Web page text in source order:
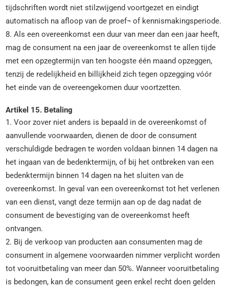
tijdschriften wordt niet stilzwijgend voortgezet en eindigt
automatisch na afloop van de proef¬ of kennismakingsperiode.
8. Als een overeenkomst een duur van meer dan een jaar heeft,
mag de consument na een jaar de overeenkomst te allen tijde
met een opzegtermijn van ten hoogste één maand opzeggen,
tenzij de redelijkheid en billijkheid zich tegen opzegging vóór
het einde van de overeengekomen duur voortzetten.
Artikel 15. Betaling
1. Voor zover niet anders is bepaald in de overeenkomst of
aanvullende voorwaarden, dienen de door de consument
verschuldigde bedragen te worden voldaan binnen 14 dagen na
het ingaan van de bedenktermijn, of bij het ontbreken van een
bedenktermijn binnen 14 dagen na het sluiten van de
overeenkomst. In geval van een overeenkomst tot het verlenen
van een dienst, vangt deze termijn aan op de dag nadat de
consument de bevestiging van de overeenkomst heeft
ontvangen.
2. Bij de verkoop van producten aan consumenten mag de
consument in algemene voorwaarden nimmer verplicht worden
tot vooruitbetaling van meer dan 50%. Wanneer vooruitbetaling
is bedongen, kan de consument geen enkel recht doen gelden